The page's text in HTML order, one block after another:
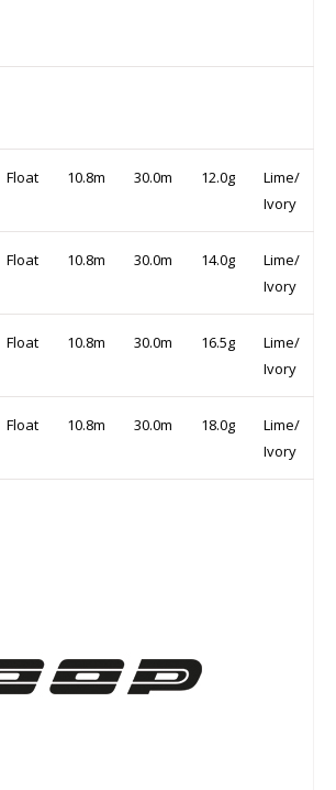
Float 10.8m 30.0m 12.0g
Lime/
Ivory
Float 10.8m 30.0m 14.0g
Lime/
Ivory
Float 10.8m 30.0m 16.5g
Lime/
Ivory
Float 10.8m 30.0m 18.0g
Lime/
Ivory